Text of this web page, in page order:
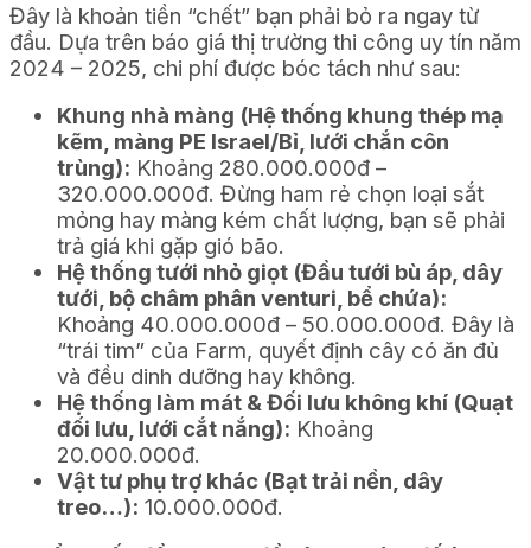
Đây là khoản tiền “chết” bạn phải bỏ ra ngay từ
đầu. Dựa trên báo giá thị trường thi công uy tín năm
2024 – 2025, chi phí được bóc tách như sau:
Khung nhà màng (Hệ thống khung thép mạ
kẽm, màng PE Israel/Bỉ, lưới chắn côn
trùng): Khoảng 280.000.000đ –
320.000.000đ. Đừng ham rẻ chọn loại sắt
mỏng hay màng kém chất lượng, bạn sẽ phải
trả giá khi gặp gió bão.
Hệ thống tưới nhỏ giọt (Đầu tưới bù áp, dây
tưới, bộ châm phân venturi, bể chứa):
Khoảng 40.000.000đ – 50.000.000đ. Đây là
“trái tim” của Farm, quyết định cây có ăn đủ
và đều dinh dưỡng hay không.
Hệ thống làm mát & Đối lưu không khí (Quạt
đối lưu, lưới cắt nắng): Khoảng
20.000.000đ.
Vật tư phụ trợ khác (Bạt trải nền, dây
treo…): 10.000.000đ.